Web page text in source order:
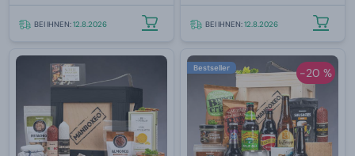
BEI IHNEN:12.8.2026 BEI IHNEN:12.8.2026
-20 %
Bestseller